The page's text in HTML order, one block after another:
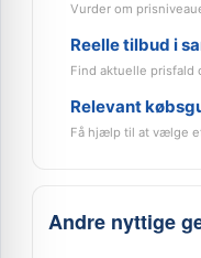
Vurder om
Reelle tilbud i
Find aktuelle prisfald
Relevant
Få hjælp til at vælge
Andre nyttige